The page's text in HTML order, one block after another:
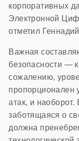
корпоративных
Электронной
отметил
Важная
безопасности —
сожалению,
пропорционален
атак, и
заботящаяся о
должна